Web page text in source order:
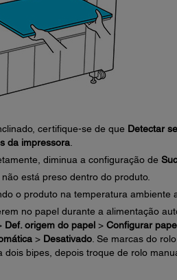
certifique-se de que Detectar
da impressora.
diminua a configuração de
está preso dentro do produto.
o produto na temperatura ambiente
no papel durante a alimentação
Def. origem do papel> Configurar
> Desativado. Se marcas do
dois bipes, depois troque de rolo